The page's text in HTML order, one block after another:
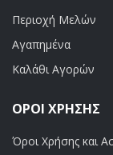
Περιοχή Μελών
Αγαπημένα
Καλάθι Αγορών
ΟΡΟΙ ΧΡΗΣΗΣ
Όροι Χρήσης και